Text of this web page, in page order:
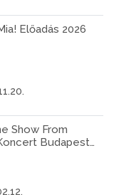
Előadás 2026
Show From
Budapest